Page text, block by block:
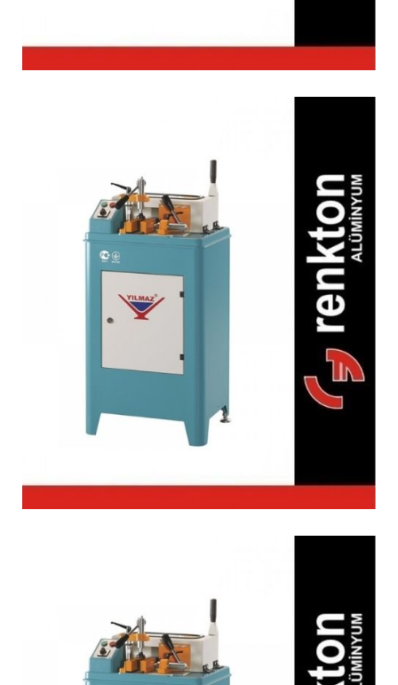
KM 211 Orta Kayıt
Alıştırma Makinesi